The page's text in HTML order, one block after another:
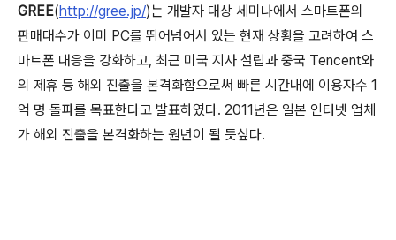
GREE(http://gree.jp/)는 개발자 대상 세미나에서 스마트폰의
판매대수가 이미 PC를 뛰어넘어서 있는 현재 상황을 고려하여 스
마트폰 대응을 강화하고, 최근 미국 지사 설립과 중국 Tencent와
의 제휴 등 해외 진출을 본격화함으로써 빠른 시간내에 이용자수 1
억 명 돌파를 목표한다고 발표하였다. 2011년은 일본 인터넷 업체
가 해외 진출을 본격화하는 원년이 될 듯싶다.